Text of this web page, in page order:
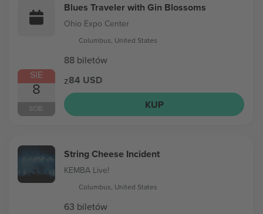
SIE
8
SOB.
Blues Traveler with Gin Blossoms
Ohio Expo Center
Columbus, United States
88 biletów
z84 USD
KUP
String Cheese Incident
KEMBA Live!
Columbus, United States
63 biletów